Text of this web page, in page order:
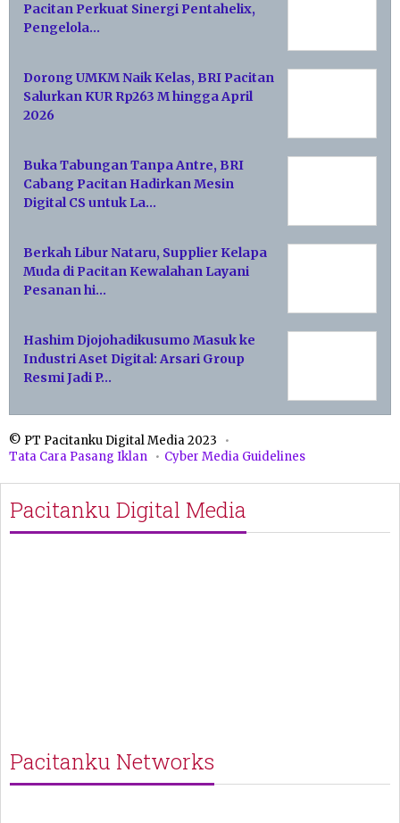
Pacitan Perkuat Sinergi Pentahelix,
Pengelola…
Dorong UMKM Naik Kelas, BRI Pacitan
Salurkan KUR Rp263 M hingga April
2026
Buka Tabungan Tanpa Antre, BRI
Cabang Pacitan Hadirkan Mesin
Digital CS untuk La…
Berkah Libur Nataru, Supplier Kelapa
Muda di Pacitan Kewalahan Layani
Pesanan hi…
Hashim Djojohadikusumo Masuk ke
Industri Aset Digital: Arsari Group
Resmi Jadi P…
© PT Pacitanku Digital Media 2023
Tata Cara Pasang Iklan
Cyber Media Guidelines
Pacitanku Digital Media
Pacitanku Networks